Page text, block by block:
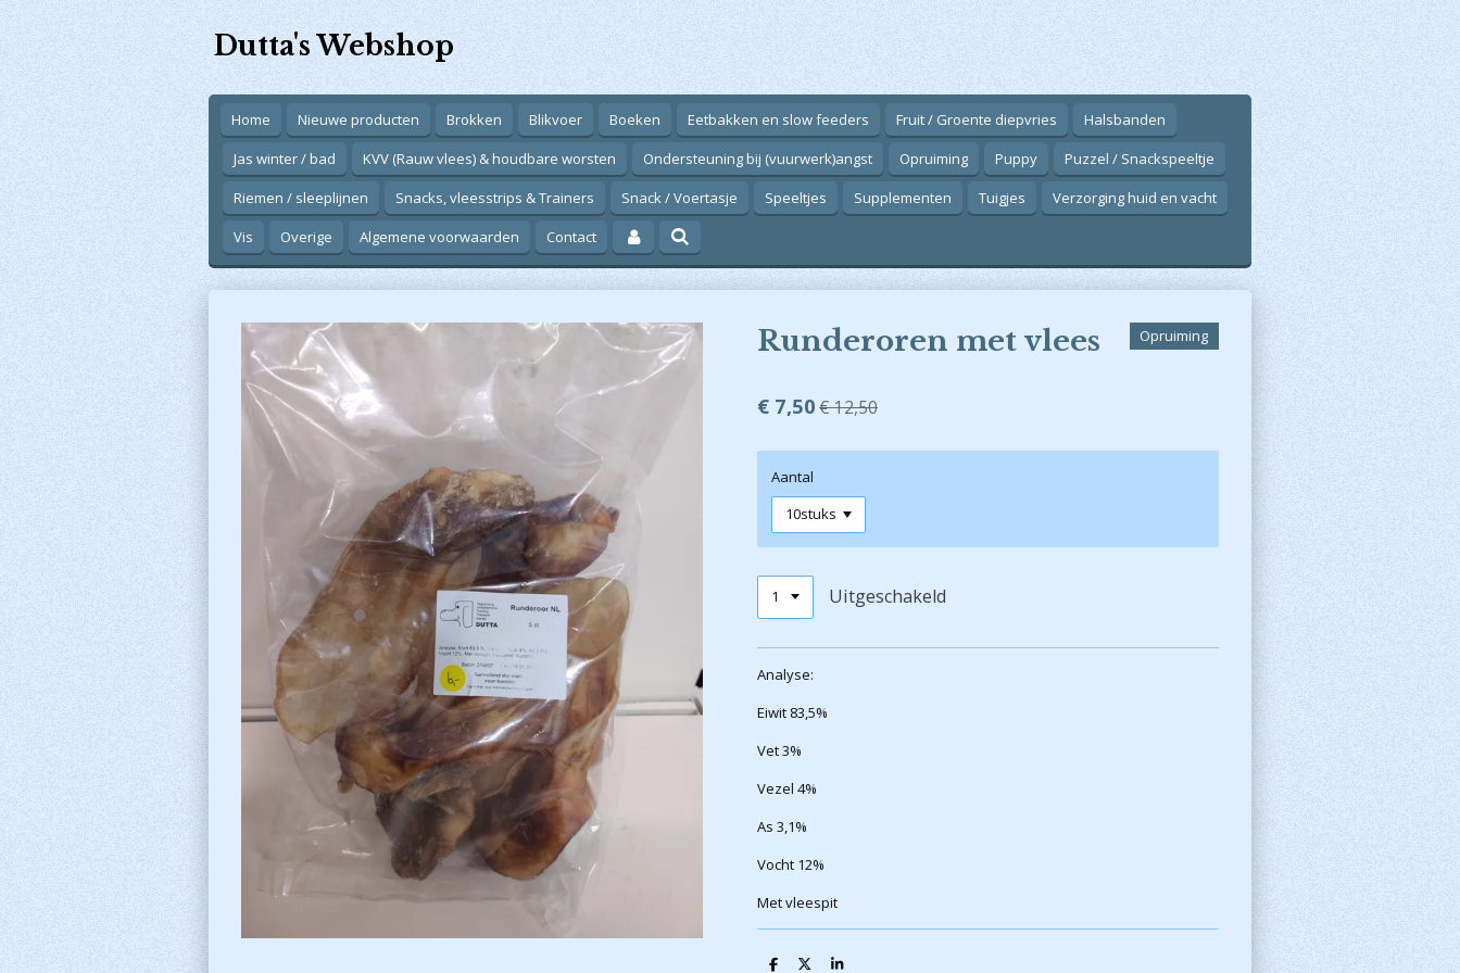
Dutta's Webshop
Home Nieuwe producten Brokken Blikvoer Boeken Eetbakken en slow feeders Fruit / Groente diepvries
Halsbanden
Jas winter / bad
KVV (Rauw vlees) & houdbare worsten Ondersteuning bij (vuurwerk)angst Opruiming Puppy
Puzzel / Snackspeeltje
Riemen / sleeplijnen
Snacks, vleesstrips & Trainers Snack / Voertasje Speeltjes Supplementen Tuigjes
Verzorging huid en vacht
Vis
Overige Algemene voorwaarden Contact
Runderoren met vlees Opruiming
€ 7,50€ 12,50
Aantal
Uitgeschakeld
Analyse:
Eiwit 83,5%
Vet 3%
Vezel 4%
As 3,1%
Vocht 12%
Met vleespit
D D S